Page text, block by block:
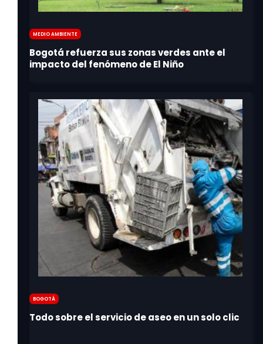
Medio Ambiente
Bogotá